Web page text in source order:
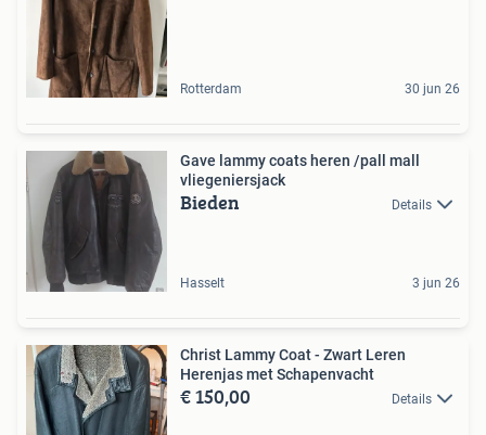
Rotterdam 30 jun 26
Gave lammy coats heren /pall mall
vliegeniersjack
Bieden Details
Hasselt 3 jun 26
Christ Lammy Coat - Zwart Leren
Herenjas met Schapenvacht
€ 150,00 Details